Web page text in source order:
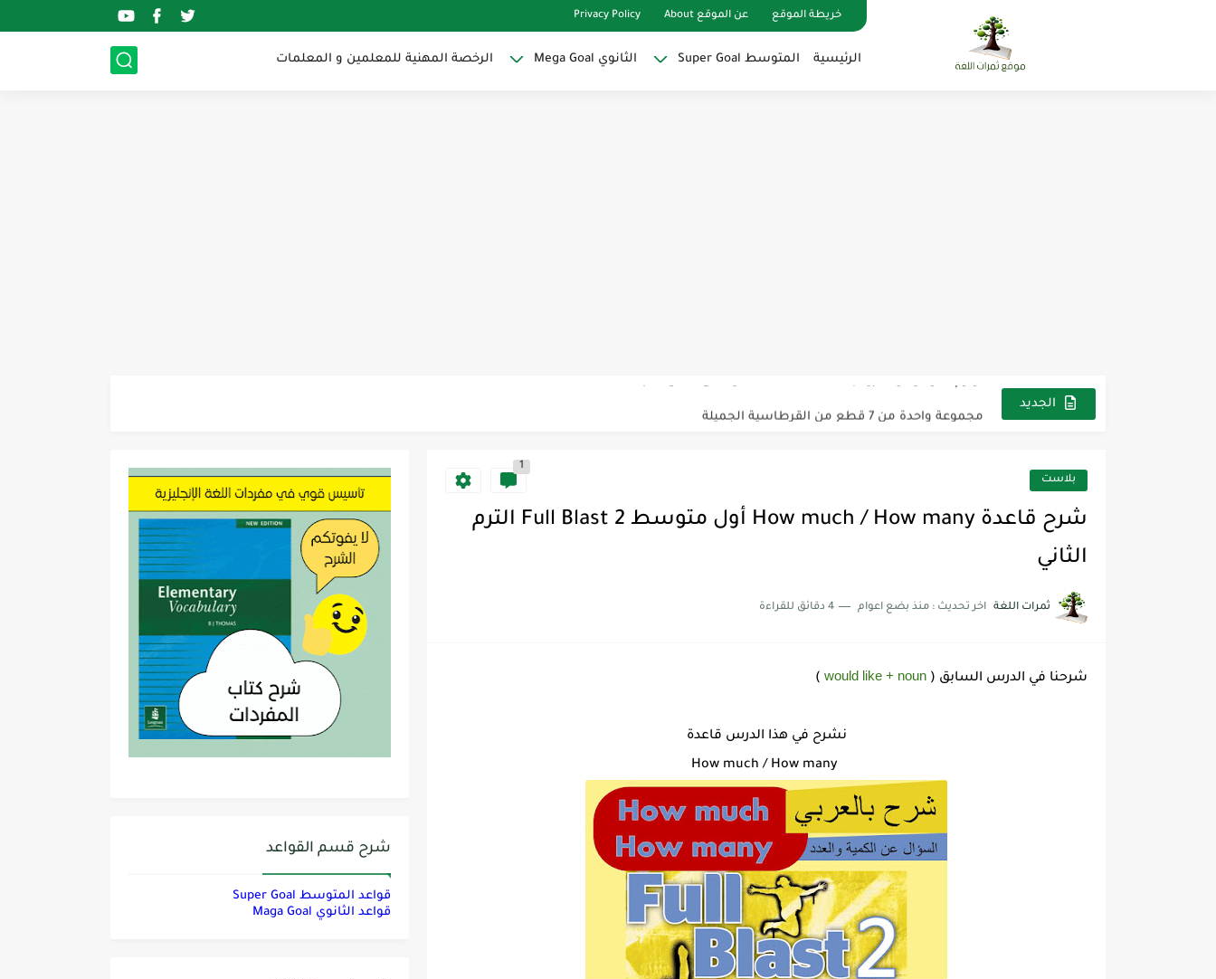
خريطة الموقع عن الموقع About Privacy Policy
الرئيسية المتوسط Super Goal الثانوي Mega Goal الرخصة المهنية للمعلمين و المعلمات
الجديد
أهمية تعلم قواعد اللغة الإنجليزية | مكونات الجملة في اللغة...
بلاست
1
شرح قاعدة How much / How many أول متوسط Full Blast 2 الترم
الثاني
ثمرات اللغة اخر تحديث : منذ بضع اعوام 4 دقائق للقراءة
شرحنا في الدرس السابق ( would like + noun
)
نشرح في هذا الدرس قاعدة
شرح قسم القواعد
قواعد المتوسط Super Goal
قواعد الثانوي Maga Goal